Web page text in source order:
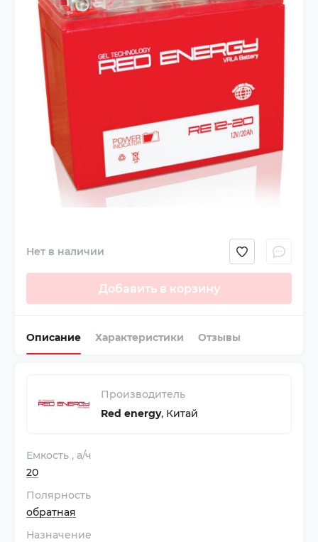
Нет в наличии
Добавить в корзину
Описание Характеристики Отзывы
Производитель
Red energy, Китай
Емкость , а/ч
20
Полярность
обратная
Назначение